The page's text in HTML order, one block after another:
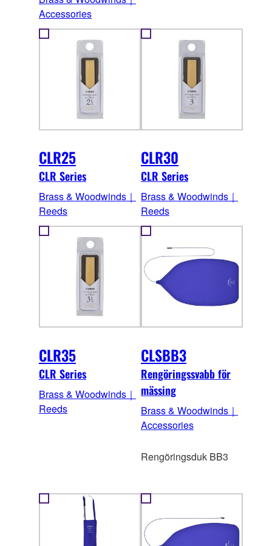
Accessories
CLR25
CLR Series
Brass & Woodwinds｜
Reeds
CLR30
CLR Series
Brass & Woodwinds｜
Reeds
CLR35
CLR Series
Brass & Woodwinds｜
Reeds
CLSBB3
Rengöringssvabb för
mässing
Brass & Woodwinds｜
Accessories
Rengöringsduk BB3